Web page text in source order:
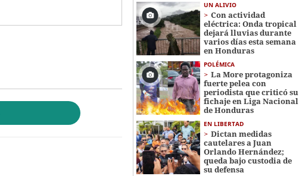
UN ALIVIO
Con actividad
eléctrica: Onda tropical
dejará lluvias durante
varios días esta semana
en Honduras
POLÉMICA
La More protagoniza
fuerte pelea con
periodista que criticó su
fichaje en Liga Nacional
de Honduras
EN LIBERTAD
Dictan medidas
cautelares a Juan
Orlando Hernández;
queda bajo custodia de
su defensa